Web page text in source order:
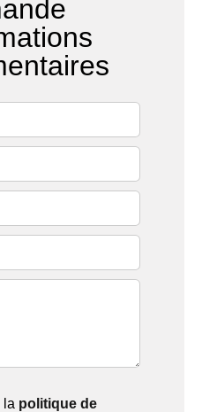
la politique de